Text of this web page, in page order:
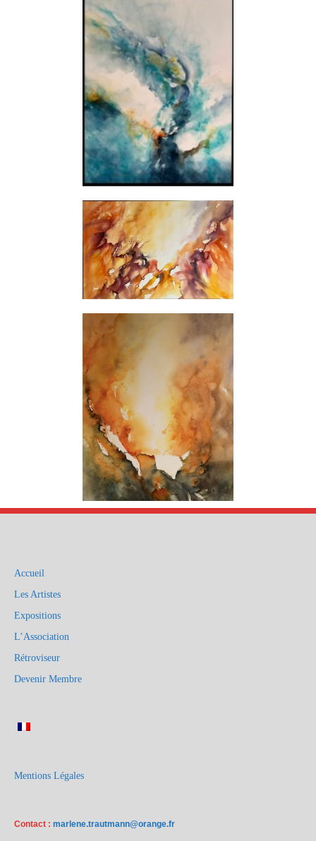
Accueil
Les Artistes
Expositions
L’Association
Rétroviseur
Devenir Membre
Mentions Légales
Contact : marlene.trautmann@orange.fr